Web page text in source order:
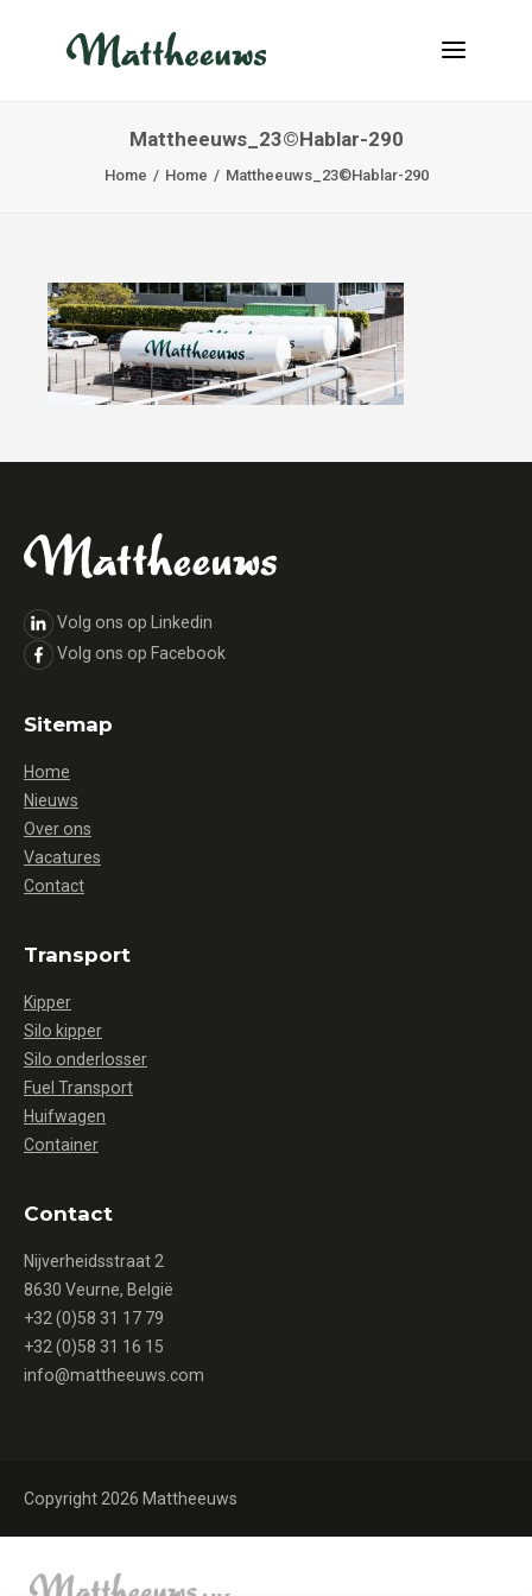
NIEUWS
VACATURES
CONTACT
INFO@MATTHEEUWS.COM
Mattheeuws_23©Hablar-290
Home Home Mattheeuws_23©Hablar-290
Volg ons op Linkedin
Volg ons op Facebook
Sitemap
Home
Nieuws
Over ons
Vacatures
Contact
Transport
Kipper
Silo kipper
Silo onderlosser
Fuel Transport
Huifwagen
Container
Contact
Nijverheidsstraat 2
8630 Veurne, België
+32 (0)58 31 17 79
+32 (0)58 31 16 15
info@mattheeuws.com
Copyright 2026 Mattheeuws